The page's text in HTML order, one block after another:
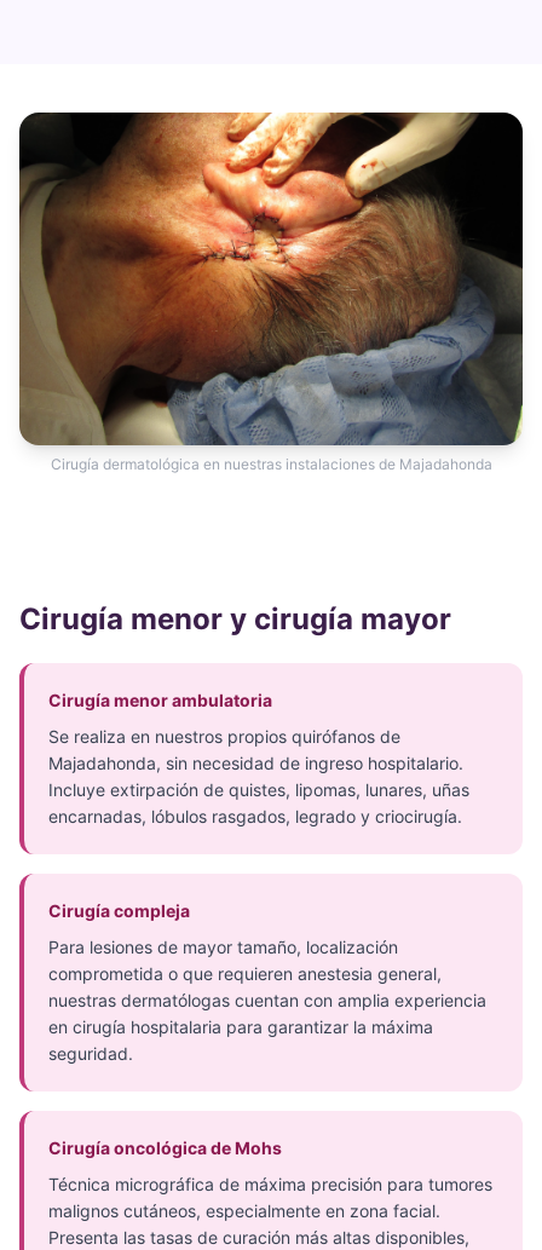
Cirugía dermatológica en nuestras instalaciones de Majadahonda
Cirugía menor y cirugía mayor
Cirugía menor ambulatoria
Se realiza en nuestros propios quirófanos de
Majadahonda, sin necesidad de ingreso hospitalario.
Incluye extirpación de quistes, lipomas, lunares, uñas
encarnadas, lóbulos rasgados, legrado y criocirugía.
Cirugía compleja
Para lesiones de mayor tamaño, localización
comprometida o que requieren anestesia general,
nuestras dermatólogas cuentan con amplia experiencia
en cirugía hospitalaria para garantizar la máxima
seguridad.
Cirugía oncológica de Mohs
Técnica micrográfica de máxima precisión para tumores
malignos cutáneos, especialmente en zona facial.
Presenta las tasas de curación más altas disponibles,